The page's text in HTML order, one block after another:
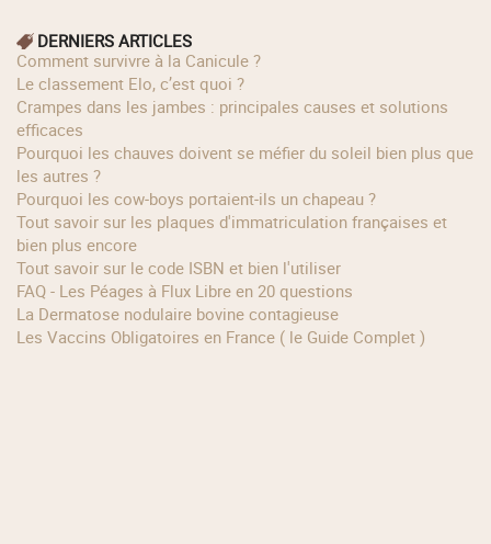
DERNIERS ARTICLES
Comment survivre à la Canicule ?
Le classement Elo, c’est quoi ?
Crampes dans les jambes : principales causes et solutions
efficaces
Pourquoi les chauves doivent se méfier du soleil bien plus que
les autres ?
Pourquoi les cow‑boys portaient‑ils un chapeau ?
Tout savoir sur les plaques d'immatriculation françaises et
bien plus encore
Tout savoir sur le code ISBN et bien l'utiliser
FAQ - Les Péages à Flux Libre en 20 questions
La Dermatose nodulaire bovine contagieuse
Les Vaccins Obligatoires en France ( le Guide Complet )